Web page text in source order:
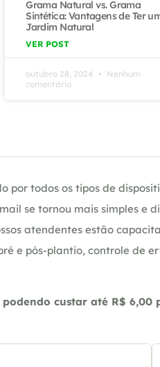
Grama Natural vs. Grama
Sintética: Vantagens de Ter
Jardim Natural
VER POST
outubro 28, 2024
Nenhum
comentário
todos os tipos de
se tornou mais simples e
atendentes estão
e pós-plantio, controle de
custar até R$ 6,00